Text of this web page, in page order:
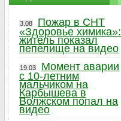
3.08
Пожар в СНТ
«Здоровье химика»:
житель показал
пепелище на видео
19.03
Момент аварии
с 10-летним
мальчиком на
Карбышева в
Волжском попал на
видео